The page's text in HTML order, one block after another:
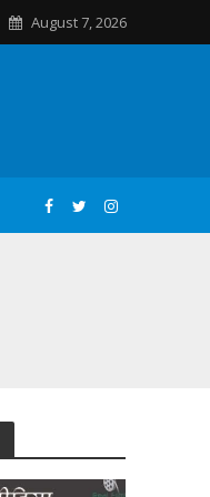
August 7, 2026